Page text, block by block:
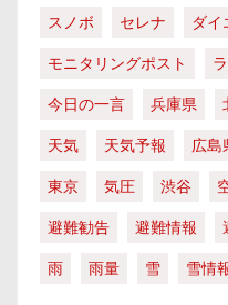
スノボ
セレナ ダイ
モニタリングポスト
今日の一言
兵庫県
天気
天気予報 広島
東京
気圧 渋谷
避難勧告
避難情報
雨
雨量 雪 雪情